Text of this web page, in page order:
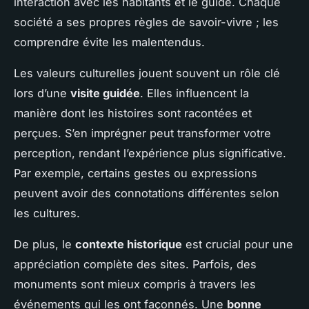
société a ses propres règles de savoir-vivre ; les
comprendre évite les malentendus.
Les valeurs culturelles jouent souvent un rôle clé
lors d’une visite guidée. Elles influencent la
manière dont les histoires sont racontées et
perçues. S’en imprégner peut transformer votre
perception, rendant l’expérience plus significative.
Par exemple, certains gestes ou expressions
peuvent avoir des connotations différentes selon
les cultures.
De plus, le contexte historique est crucial pour une
appréciation complète des sites. Parfois, des
monuments sont mieux compris à travers les
événements qui les ont façonnés. Une bonne